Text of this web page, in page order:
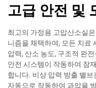
고급 안전 및
최고의 가정용 고압산소실
니즘을 채택하여, 모든 치료
압력, 산소 농도, 구조적 완
안전 시스템이 작동하여 잠
합니다. 비상 압력 방출 밸
자동으로 작동하여 과압을